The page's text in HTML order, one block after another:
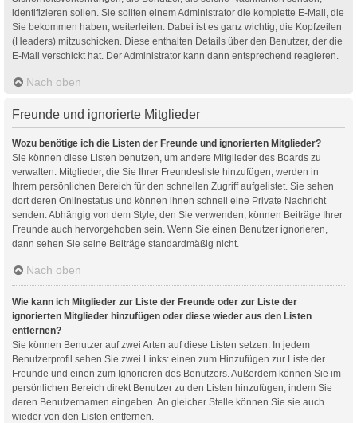
identifizieren sollen. Sie sollten einem Administrator die komplette E-Mail, die
Sie bekommen haben, weiterleiten. Dabei ist es ganz wichtig, die Kopfzeilen
(Headers) mitzuschicken. Diese enthalten Details über den Benutzer, der die
E-Mail verschickt hat. Der Administrator kann dann entsprechend reagieren.
Nach oben
Freunde und ignorierte Mitglieder
Wozu benötige ich die Listen der Freunde und ignorierten Mitglieder?
Sie können diese Listen benutzen, um andere Mitglieder des Boards zu
verwalten. Mitglieder, die Sie Ihrer Freundesliste hinzufügen, werden in
Ihrem persönlichen Bereich für den schnellen Zugriff aufgelistet. Sie sehen
dort deren Onlinestatus und können ihnen schnell eine Private Nachricht
senden. Abhängig von dem Style, den Sie verwenden, können Beiträge Ihrer
Freunde auch hervorgehoben sein. Wenn Sie einen Benutzer ignorieren,
dann sehen Sie seine Beiträge standardmäßig nicht.
Nach oben
Wie kann ich Mitglieder zur Liste der Freunde oder zur Liste der
ignorierten Mitglieder hinzufügen oder diese wieder aus den Listen
entfernen?
Sie können Benutzer auf zwei Arten auf diese Listen setzen: In jedem
Benutzerprofil sehen Sie zwei Links: einen zum Hinzufügen zur Liste der
Freunde und einen zum Ignorieren des Benutzers. Außerdem können Sie im
persönlichen Bereich direkt Benutzer zu den Listen hinzufügen, indem Sie
deren Benutzernamen eingeben. An gleicher Stelle können Sie sie auch
wieder von den Listen entfernen.